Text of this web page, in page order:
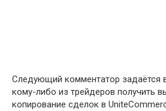
Следующий комментатор задаётся
кому-либо из трейдеров получить
копирование сделок в